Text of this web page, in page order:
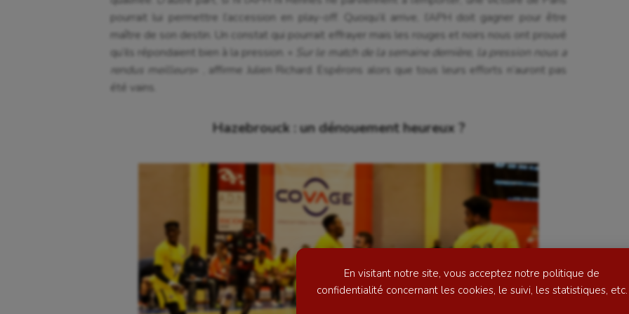
En visitant notre site, vous acceptez notre politique de
confidentialité concernant les cookies, le suivi, les statistiques, etc.
Balle à la main
Ballon au poing
Escalade
Escrime
Fitness
Flag football
Korfbal
Longue paume
Moto
Natation artistique
pourrait lui permettre l’accession en play-off. Quoiqu’il arrive, l’APH doit gagner pour être
maître de son destin. Un constat qui pourrait effrayer mais les rouges et noirs nous ont prouvé
qu’ils répondaient bien à la pression. «
Sur le match de la semaine dernière, la pression nous a
rendus meilleurs« , affirme Julien Richard. Espérons alors que tous leurs efforts n’auront pas
été vains.
Hazebrouck : un dénouement heureux ?